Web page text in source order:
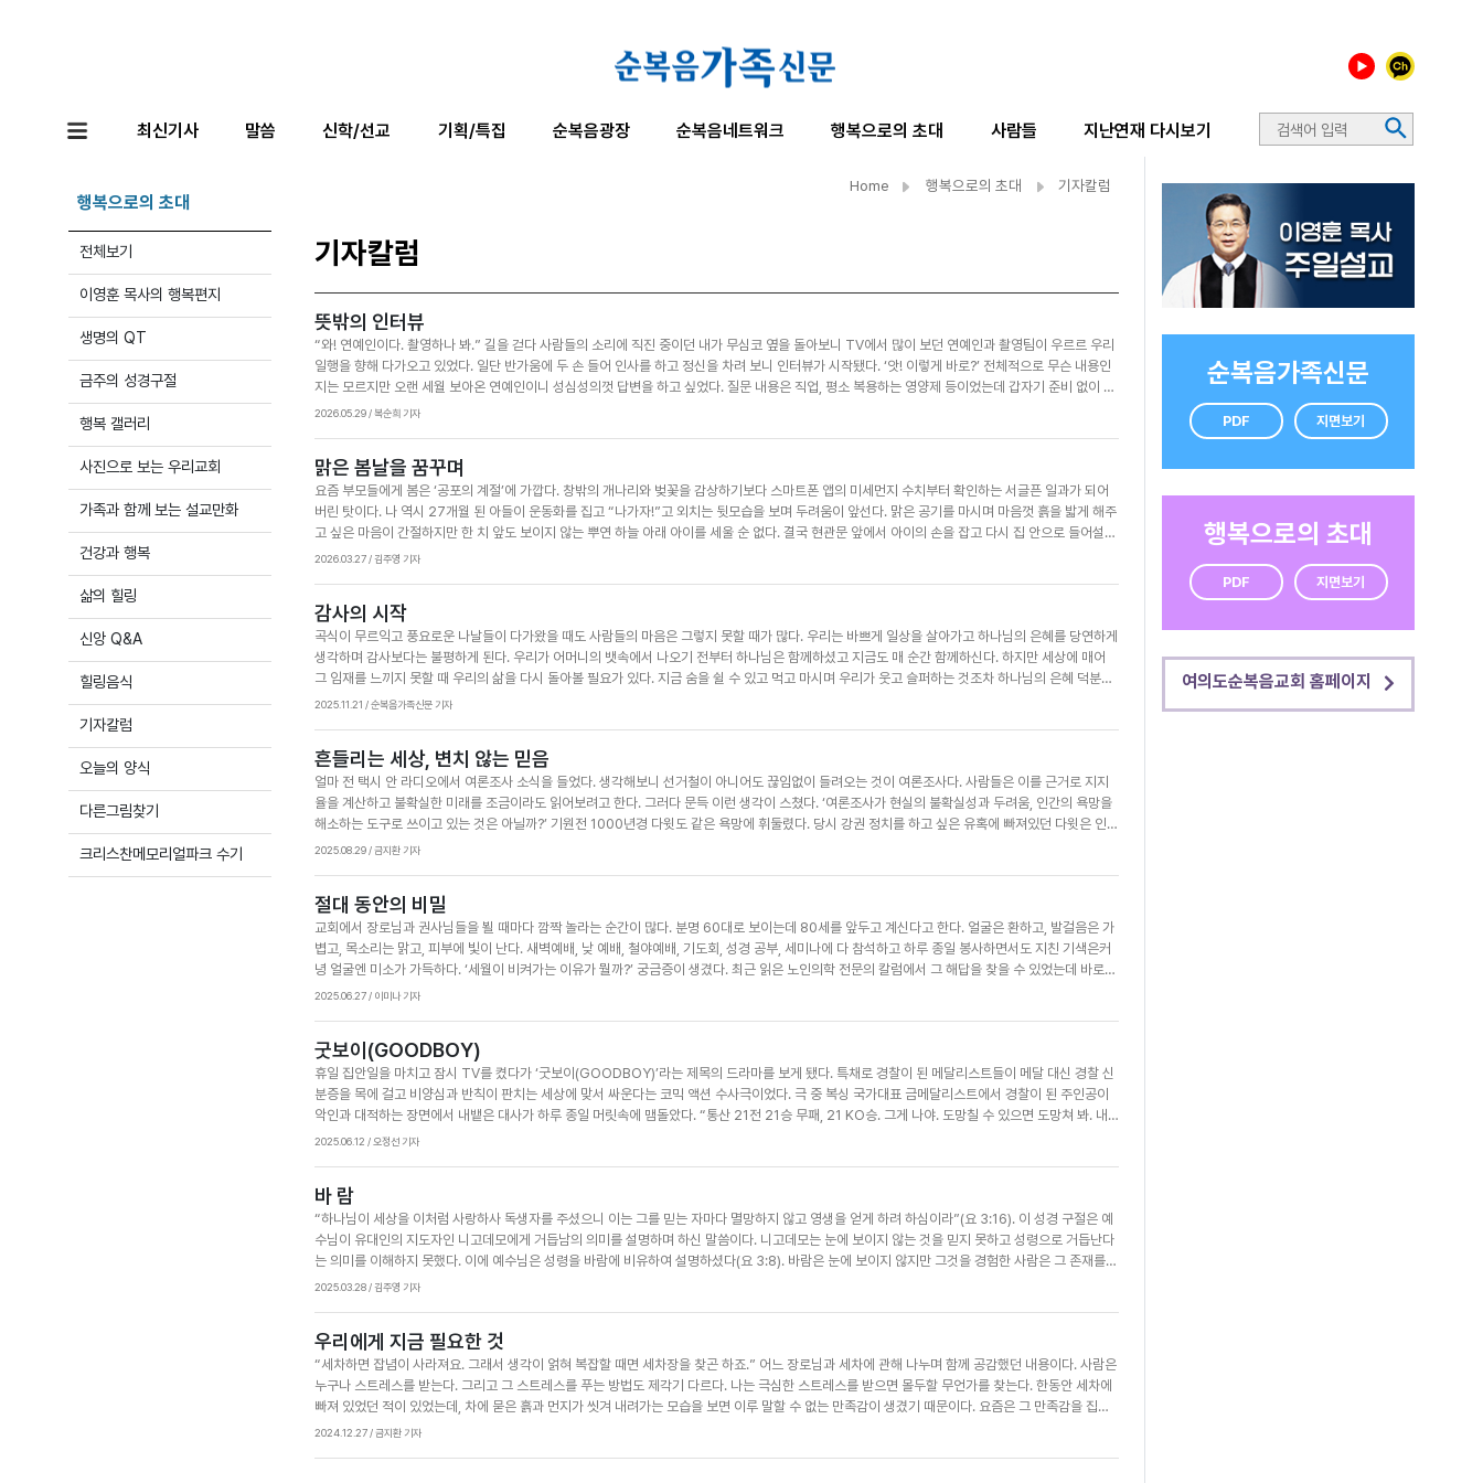
최신기사 말씀 신학/선교 기획/특집 순복음광장 순복음네트워크 행복으로의 초대 사람들 지난연재 다시보기
행복으로의 초대
전체보기
이영훈 목사의 행복편지
생명의 QT
금주의 성경구절
행복 갤러리
사진으로 보는 우리교회
가족과 함께 보는 설교만화
건강과 행복
삶의 힐링
신앙 Q&A
힐링음식
기자칼럼
오늘의 양식
다른그림찾기
크리스찬메모리얼파크 수기
Home 행복으로의 초대 기자칼럼
기자칼럼
뜻밖의 인터뷰
“와! 연예인이다. 촬영하나 봐.” 길을 걷다 사람들의 소리에 직진 중이던 내가 무심코 옆을 돌아보니 TV에서 많이 보던 연예인과 촬영팀이 우르르 우리
일행을 향해 다가오고 있었다. 일단 반가움에 두 손 들어 인사를 하고 정신을 차려 보니 인터뷰가 시작됐다. ‘앗! 이렇게 바로?’ 전체적으로 무슨 내용인
지는 모르지만 오랜 세월 보아온 연예인이니 성심성의껏 답변을 하고 싶었다. 질문 내용은 직업, 평소 복용하는 영양제 등이었는데 갑자기 준비 없이 진
행된 인터뷰라 그런지 머릿속이 하얗고 말도 웅얼거리게 됐다. 사람들에게 인터뷰어로서 질문만 주로 하던 내가 인터뷰이의 입장이 되어보니 딱 ‘역지
다. 그러다 예수님은 나한테 무슨 질문을 하실까, 미래의 난 뭐라고 대답하고 있으려나 고심하다 보니 이내 한 어린이 찬양이 떠올랐다. “이다음에 예수
님을 만나면 우리 뭐라 말할까?~” 인터뷰 할 때 같은 질문을 해도 사람마다 제각각 답이 다르다. 살아온 것이 다르고 생각이 다르기 때문이다. 대개 그
의 인생에서 행한 것, 그가 울고 웃으며 겪고 견뎌낸 삶이 드러나기 마련이다. 찬양의 다음 소절을 이어서 불러 본다. “그때에는 부끄러움 없어야지. 우
리 서로 사랑해.”
2026.05.29 / 복순희 기자
맑은 봄날을 꿈꾸며
요즘 부모들에게 봄은 ‘공포의 계절’에 가깝다. 창밖의 개나리와 벚꽃을 감상하기보다 스마트폰 앱의 미세먼지 수치부터 확인하는 서글픈 일과가 되어
버린 탓이다. 나 역시 27개월 된 아들이 운동화를 집고 “나가자!”고 외치는 뒷모습을 보며 두려움이 앞선다. 맑은 공기를 마시며 마음껏 흙을 밟게 해주
고 싶은 마음이 간절하지만 한 치 앞도 보이지 않는 뿌연 하늘 아래 아이를 세울 순 없다. 결국 현관문 앞에서 아이의 손을 잡고 다시 집 안으로 들어설
때, 그 조그만 어깨에 드리워진 실망감을 마주하는 미안함은 어떤 말로도 다 설명하기 어렵다. 성경은 우리에게 “생육하고 번성하여 땅에 충만하라, 땅
문제들은 인간의 탐욕을 채우기 위한 무분별한 개발이 만들어낸 부메랑이다. 이제 우리는 다음 세대를 위해 불편한 삶을 기꺼이 선택해야 한다. 탄소 배
출을 줄이고 소비를 절제하는 것은 교회와 성도가 짊어져야 할 선교적 실천이다. 공기 한 모금에도 창조주의 숨결이 깃들어 있다. 지금 손에 들린 일회용
컵 하나를 내려놓는 작은 행동이 하나님이 맡기신 이 땅을 회복시키는 시작이다. 우리가 하나님 앞의 당당한 관리자로 거듭나고, 생명이 시작되는 온전
한 봄을 느낄 수 있게 되기를 소망해본다.
2026.03.27 / 김주영 기자
감사의 시작
곡식이 무르익고 풍요로운 나날들이 다가왔을 때도 사람들의 마음은 그렇지 못할 때가 많다. 우리는 바쁘게 일상을 살아가고 하나님의 은혜를 당연하게
생각하며 감사보다는 불평하게 된다. 우리가 어머니의 뱃속에서 나오기 전부터 하나님은 함께하셨고 지금도 매 순간 함께하신다. 하지만 세상에 매어
그 임재를 느끼지 못할 때 우리의 삶을 다시 돌아볼 필요가 있다. 지금 숨을 쉴 수 있고 먹고 마시며 우리가 웃고 슬퍼하는 것조차 하나님의 은혜 덕분임
을 감사하며 살아가야 한다. 물론 삶을 살면서 어렵고 힘든 일들이 괴롭게 하고 지치게 한다. 우리가 당연하게 느끼는 것들을 순간적으로 빼앗길 때 원망
다”(욥 1:21). 주시는 것도 거두어 가시는 것도 하나님의 권세 아래 있다는 이 말씀은 지금 현대인들에게 큰 깨달음을 준다. 어쩌면 당연하게 누리는 것
이라고 생각하는 우리의 마음을 깨고 매 순간 하나님께 감사해야 한다고 전하는 것이 아닐까. 지금부터라도 하나님께 감사하며 나아가는 한 주가 되도
록 해보자. 한찬영 인턴기자(대학청년국)
2025.11.21 / 순복음가족신문 기자
흔들리는 세상, 변치 않는 믿음
얼마 전 택시 안 라디오에서 여론조사 소식을 들었다. 생각해보니 선거철이 아니어도 끊임없이 들려오는 것이 여론조사다. 사람들은 이를 근거로 지지
율을 계산하고 불확실한 미래를 조금이라도 읽어보려고 한다. 그러다 문득 이런 생각이 스쳤다. ‘여론조사가 현실의 불확실성과 두려움, 인간의 욕망을
해소하는 도구로 쓰이고 있는 것은 아닐까?’ 기원전 1000년경 다윗도 같은 욕망에 휘둘렸다. 당시 강권 정치를 하고 싶은 유혹에 빠져있던 다윗은 인구
조사를 시행했고(대상 21장) 그 결과로 이스라엘에 큰 재앙이 임했다. 당시 인구조사는 세금 부과, 강제 노역, 군대 징집의 의도로 시행됐으며 이는 왕의
를 지켜낸 믿음의 왕이었지만 바벨론 사절에게 자신의 부와 무기를 모두 보여준 것이 장차 바벨론의 침략과 포로 생활의 빌미가 되었다(왕하
20:17~18). 여로보암은 백성의 마음을 붙잡으려 금송아지를 세웠고, 웃시야는 교만하여 성전에서 분향하다 나병에 걸렸다(대하 26:16). 자신의 잘못
을 깨닫고 하나님께 돌아간 다윗처럼 우리도 여론이나 데이터가 아닌 영원히 변치 않는 하나님의 말씀에 붙들려야 한다. 하나님의 말씀은 우리 삶을 바
른 길로 이끄는 중력과도 같다. 흔들리는 세상 속에서도 말씀의 반석 위에 굳게 서서, 겸손히 하나님만 의지하는 믿음을 갖기를 간절히 바란다.
2025.08.29 / 금지환 기자
절대 동안의 비밀
교회에서 장로님과 권사님들을 뵐 때마다 깜짝 놀라는 순간이 많다. 분명 60대로 보이는데 80세를 앞두고 계신다고 한다. 얼굴은 환하고, 발걸음은 가
볍고, 목소리는 맑고, 피부에 빛이 난다. 새벽예배, 낮 예배, 철야예배, 기도회, 성경 공부, 세미나에 다 참석하고 하루 종일 봉사하면서도 지친 기색은커
녕 얼굴엔 미소가 가득하다. ‘세월이 비켜가는 이유가 뭘까?’ 궁금증이 생겼다. 최근 읽은 노인의학 전문의 칼럼에서 그 해답을 찾을 수 있었는데 바로
긍정적이고 감사하는 마음, 건강한 공동체 생활이 각종 질환을 예방하는 중요한 역할을 한다는 것이다. 예일대 노화심리학의 선구자인 베카 레비 교수
을 젊게 하고, 건강을 지켜주는 영적 백신이었던 것이다. ‘절대긍정 절대감사’가 바로 장로님, 권사님들의 동안 비결이었다. 감사와 긍정적인 고백이 좋
은 호르몬을 분비시키고 자율신경계를 안정시키며 면역력이 높아지는 것이 과학적 원리인데 이 모든 것이 하나님의 은혜 가운데 이뤄지니 이보다 더 좋
을 수가 없다. “항상 기뻐하라 쉬지 말고 기도하라 범사에 감사하라 이것이 그리스도 예수 안에서 너희를 향하신 하나님의 뜻이니라”(살전 5:16~18)는
말씀을 꼭 붙잡고 살아가자.
2025.06.27 / 이미나 기자
굿보이(GOODBOY)
휴일 집안일을 마치고 잠시 TV를 켰다가 ‘굿보이(GOODBOY)’라는 제목의 드라마를 보게 됐다. 특채로 경찰이 된 메달리스트들이 메달 대신 경찰 신
분증을 목에 걸고 비양심과 반칙이 판치는 세상에 맞서 싸운다는 코믹 액션 수사극이었다. 극 중 복싱 국가대표 금메달리스트에서 경찰이 된 주인공이
악인과 대적하는 장면에서 내뱉은 대사가 하루 종일 머릿속에 맴돌았다. “통산 21전 21승 무패, 21 KO승. 그게 나야. 도망칠 수 있으면 도망쳐 봐. 내
라운드에 선 놈은 언제나 다운이니까.” 두려움 없는 눈빛으로 결코 악에 지지 않겠다는 주인공의 결의를 보면서 문득 다윗이 떠올랐다. ‘다윗과 골리
윗의 지략이 어디에서 비롯됐는지 간과할 때가 많다. 다윗의 용맹함은 바로 하나님에 대한 굳건한 믿음에서 기인했다. 다윗은 양치기 시절 맹수들과 대
적해 끝까지 양을 지켜 내고, 이후 어떤 어려움이 다가와도 극복할 수 있었던 것이 모두 하나님의 보호하심 때문이라고 고백했다. 누군가 만일 비양심과
반칙에 맞서야 하는 상황이라면 지금이 바로 굿 보이 ‘다윗’의 용맹함을 배울 때가 아닌가 생각된다. 하나님의 뜻 안에 거하겠다는 결단으로 그분 앞에서
지혜를 구했던 다윗처럼 우리도 하나님 앞에 서서 믿음으로 구해보자. 고난의 링 위에서 진정한 승리의 기쁨을 누리는 굿 보이가 될지 누가 아는가.
2025.06.12 / 오정선 기자
바 람
“하나님이 세상을 이처럼 사랑하사 독생자를 주셨으니 이는 그를 믿는 자마다 멸망하지 않고 영생을 얻게 하려 하심이라”(요 3:16). 이 성경 구절은 예
수님이 유대인의 지도자인 니고데모에게 거듭남의 의미를 설명하며 하신 말씀이다. 니고데모는 눈에 보이지 않는 것을 믿지 못하고 성령으로 거듭난다
는 의미를 이해하지 못했다. 이에 예수님은 성령을 바람에 비유하여 설명하셨다(요 3:8). 바람은 눈에 보이지 않지만 그것을 경험한 사람은 그 존재를
확실히 느낄 수 있다. 마찬가지로 성령의 역사도 눈에 보이지 않지만 우리가 성령으로 거듭날 때 그 변화 속에서 성령의 역사를 체험할 수 있다. 성령의
작한 선교 사업은 교육, 의료, 문화 등 다양한 분야에서 번영을 이루게 했다. 최근 분열과 갈등이라는 단어가 우리 사회 곳곳에서 거론되고 있다. 갈라진
감정의 틈에 복음이 다시 스며들어 하나 되는 역사가 일어나기를 소망한다. 예수님께서는 부활 후 승천하시기 전 제자들에게 “성령을 받으라”고 하셨
다. 4월 20일 부활절을 맞아 죄와 죽음을 이기고 다시 사신 예수님의 부활의 능력이 우리에게 임하고 성령의 바람이 다시 한번 우리 사회에 불어 평화
와 화합의 길을 여는 데 중요한 역할을 하기를 기도한다.
2025.03.28 / 김주영 기자
우리에게 지금 필요한 것
“세차하면 잡념이 사라져요. 그래서 생각이 얽혀 복잡할 때면 세차장을 찾곤 하죠.” 어느 장로님과 세차에 관해 나누며 함께 공감했던 내용이다. 사람은
누구나 스트레스를 받는다. 그리고 그 스트레스를 푸는 방법도 제각기 다르다. 나는 극심한 스트레스를 받으면 몰두할 무언가를 찾는다. 한동안 세차에
빠져 있었던 적이 있었는데, 차에 묻은 흙과 먼지가 씻겨 내려가는 모습을 보면 이루 말할 수 없는 만족감이 생겼기 때문이다. 요즘은 그 만족감을 집에
서 느낀다. 화장실에 분홍색 물 때가 생기면 대청소를 한다. 그날은 방에 쌓인 먼지와 물건들도 정리한다. 끝마치고 보면 마음 한구석도 정리되는 기분이
2024.12.27 / 금지환 기자
순복음가족신문
PDF 지면보기
행복으로의 초대
PDF 지면보기
여의도순복음교회 홈페이지